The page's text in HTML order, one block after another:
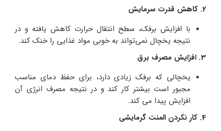
2. کاهش قدرت سرمایش
با افزایش برفک، سطح انتقال حرارت کاهش یافته و در
نتیجه یخچال نمی‌تواند به خوبی مواد غذایی را خنک کند.
3. افزایش مصرف برق
یخچالی که برفک زیادی دارد، برای حفظ دمای مناسب
مجبور است بیشتر کار کند و در نتیجه مصرف انرژی آن
افزایش پیدا می کند.
4. کار نکردن المنت گرمایشی